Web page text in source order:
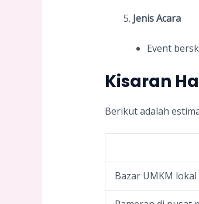
Jenis Acara
Event
Kisaran
Berikut adalah
Bazar UMKM lokal